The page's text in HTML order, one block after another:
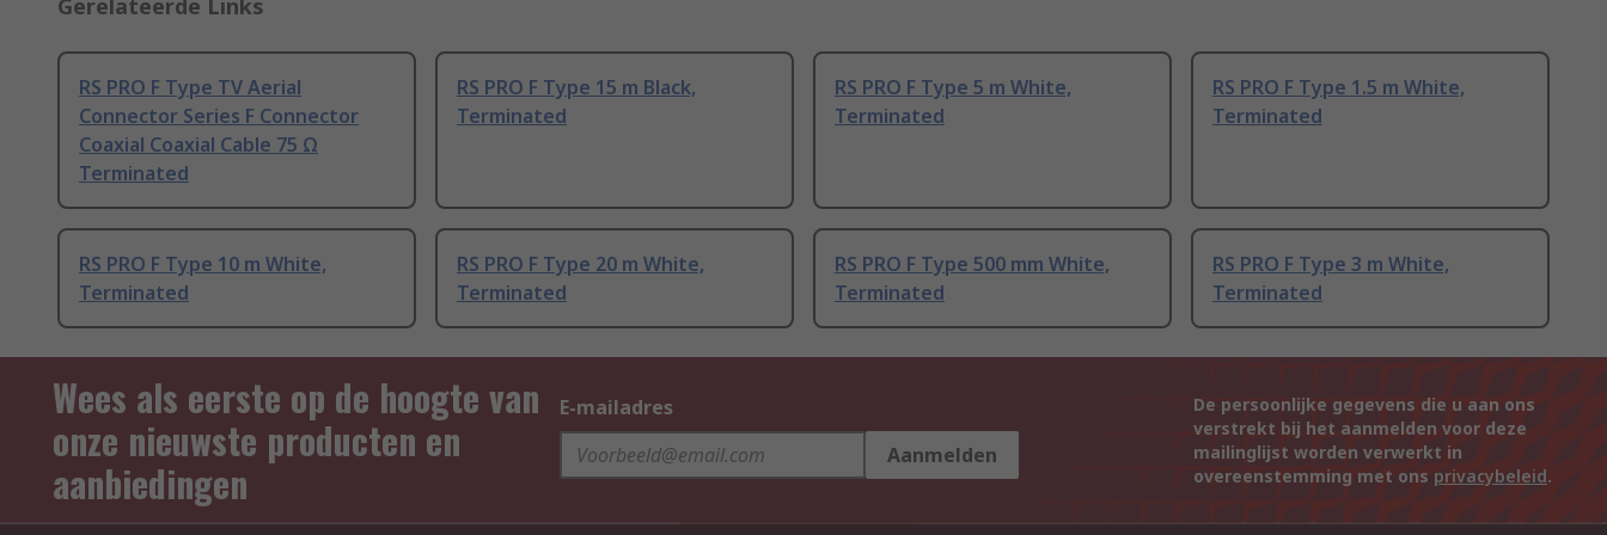
Gerelateerde Links
RS PRO F Type TV Aerial
Connector Series F Connector
Coaxial Coaxial Cable 75 Ω
Terminated
RS PRO F Type 15 m Black,
Terminated
RS PRO F Type 5 m White,
Terminated
RS PRO F Type 1.5 m White,
Terminated
RS PRO F Type 10 m White,
Terminated
RS PRO F Type 20 m White,
Terminated
RS PRO F Type 500 mm White,
Terminated
RS PRO F Type 3 m White,
Terminated
Wees als eerste op de hoogte van
onze nieuwste producten en
aanbiedingen
E-mailadres
Aanmelden
De persoonlijke gegevens die u aan ons
verstrekt bij het aanmelden voor deze
mailinglijst worden verwerkt in
overeenstemming met ons privacybeleid.